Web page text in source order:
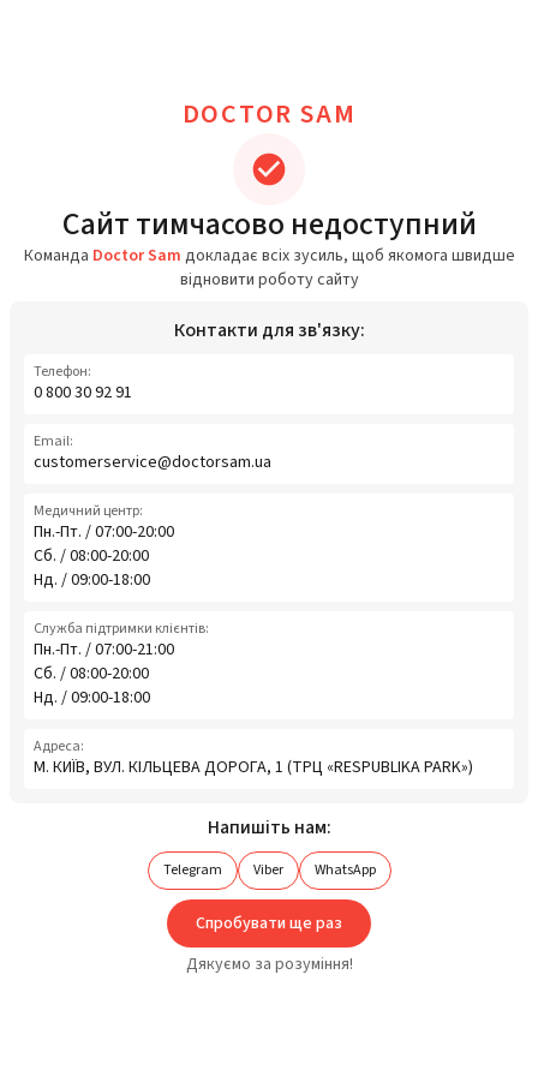
DOCTOR SAM
Сайт тимчасово недоступний
Команда Doctor Sam докладає всіх зусиль, щоб якомога швидше
відновити роботу сайту
Контакти для зв'язку:
Телефон:
0 800 30 92 91
Email:
customerservice@doctorsam.ua
Медичний центр:
Пн.-Пт. / 07:00-20:00
Сб. / 08:00-20:00
Нд. / 09:00-18:00
Служба підтримки клієнтів:
Пн.-Пт. / 07:00-21:00
Сб. / 08:00-20:00
Нд. / 09:00-18:00
Адреса:
М. КИЇВ, ВУЛ. КІЛЬЦЕВА ДОРОГА, 1 (ТРЦ «RESPUBLIKA PARK»)
Напишіть нам:
Telegram Viber WhatsApp
Спробувати ще раз
Дякуємо за розуміння!